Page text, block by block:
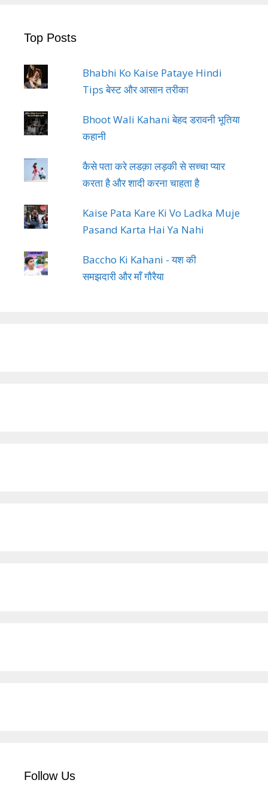
Top Posts
Bhabhi Ko Kaise Pataye Hindi
Tips बेस्ट और आसान तरीका
Bhoot Wali Kahani बेहद डरावनी भूतिया
कहानी
कैसे पता करे लडक़ा लड़की से सच्चा प्यार
करता है और शादी करना चाहता है
Kaise Pata Kare Ki Vo Ladka Muje
Pasand Karta Hai Ya Nahi
Baccho Ki Kahani - यश की
समझदारी और माँ गौरैया
Follow Us